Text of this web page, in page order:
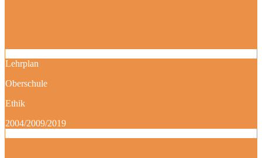
Lehrplan
Oberschule
Ethik
2004/2009/2019